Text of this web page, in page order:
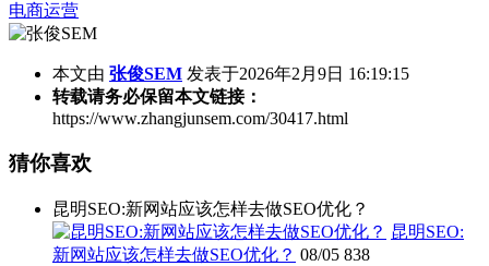
电商运营
本文由 张俊SEM 发表于2026年2月9日 16:19:15
转载请务必保留本文链接：
https://www.zhangjunsem.com/30417.html
猜你喜欢
昆明SEO:新网站应该怎样去做SEO优化？
昆明SEO:
新网站应该怎样去做SEO优化？ 08/05 838